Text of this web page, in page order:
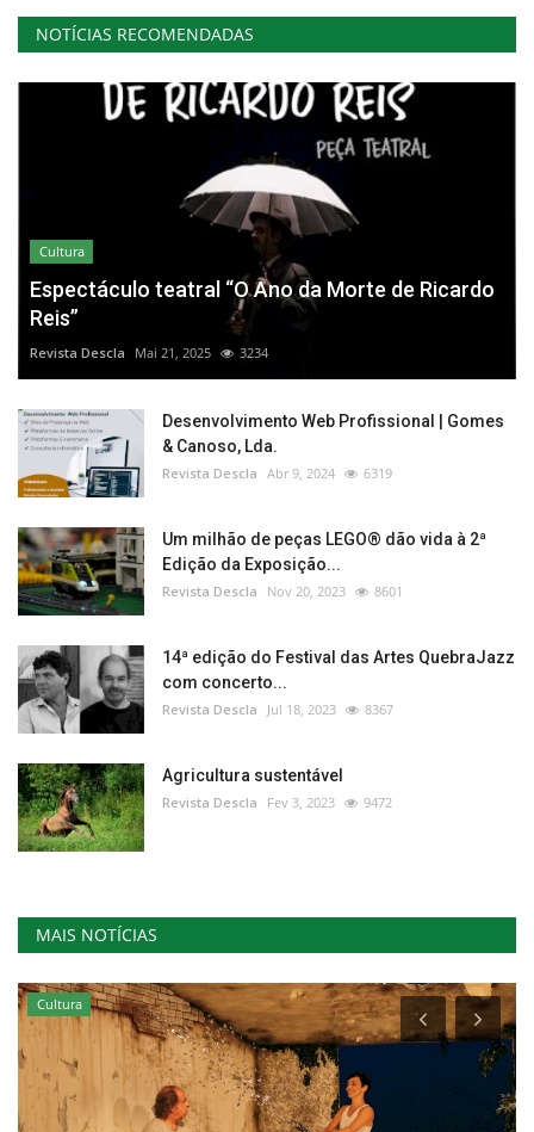
NOTÍCIAS RECOMENDADAS
Cultura
Espectáculo teatral “O Ano da Morte de Ricardo
Reis”
Revista Descla Mai 21, 2025 3234
Desenvolvimento Web Profissional | Gomes
& Canoso, Lda.
Revista Descla Abr 9, 2024 6319
Um milhão de peças LEGO® dão vida à 2ª
Edição da Exposição...
Revista Descla Nov 20, 2023 8601
14ª edição do Festival das Artes QuebraJazz
com concerto...
Revista Descla Jul 18, 2023 8367
Agricultura sustentável
Revista Descla Fev 3, 2023 9472
MAIS NOTÍCIAS
Cultura